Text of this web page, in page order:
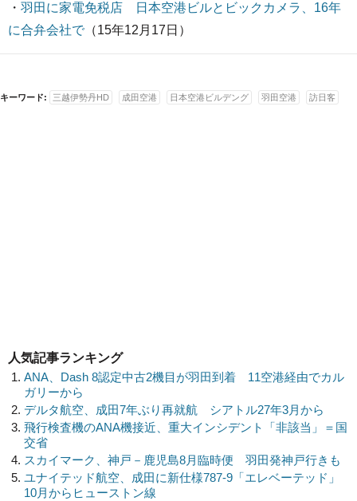
・ 羽田に家電免税店 日本空港ビルとビックカメラ、16年
に合弁会社で（15年12月17日）
キーワード: 三越伊勢丹HD 成田空港 日本空港ビルデング 羽田空港 訪日客
人気記事ランキング
ANA、Dash 8認定中古2機目が羽田到着 11空港経由でカル
ガリーから
デルタ航空、成田7年ぶり再就航 シアトル27年3月から
飛行検査機のANA機接近、重大インシデント「非該当」＝国
交省
スカイマーク、神戸－鹿児島8月臨時便 羽田発神戸行きも
ユナイテッド航空、成田に新仕様787-9「エレベーテッド」
10月からヒューストン線